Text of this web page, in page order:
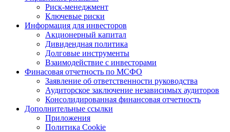
Риск-менеджмент
Ключевые риски
Информация для инвесторов
Акционерный капитал
Дивидендная политика
Долговые инструменты
Взаимодействие с инвеcторами
Финасовая отчетность по МСФО
Заявление об ответственности руководства
Аудиторское заключение независимых аудиторов
Консолидированная финансовая отчетность
Дополнительные ссылки
Приложения
Политика Cookie